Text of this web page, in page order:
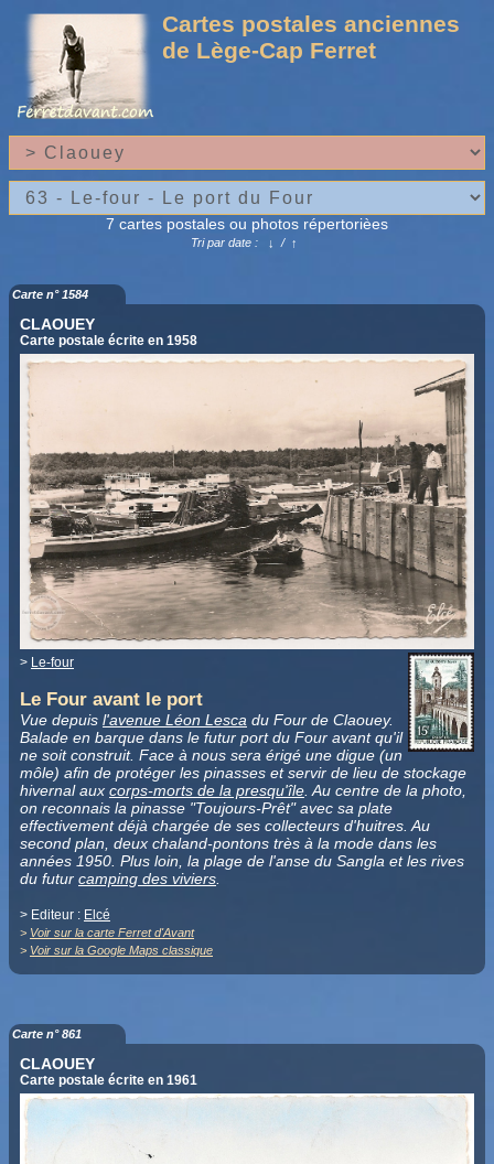
Cartes postales anciennes
de Lège-Cap Ferret
7 cartes postales ou photos répertorièes
Tri par date : ↓ /↑
Carte n° 1584
CLAOUEY
Carte postale écrite en 1958
> Le-four
Le Four avant le port
Vue depuis l'avenue Léon Lesca du Four de Claouey.
Balade en barque dans le futur port du Four avant qu'il
ne soit construit. Face à nous sera érigé une digue (un
môle) afin de protéger les pinasses et servir de lieu de stockage
hivernal aux corps-morts de la presqu'île . Au centre de la photo,
on reconnais la pinasse "Toujours-Prêt" avec sa plate
effectivement déjà chargée de ses collecteurs d'huitres. Au
second plan, deux chaland-pontons très à la mode dans les
années 1950. Plus loin, la plage de l'anse du Sangla et les rives
du futur camping des viviers
> Editeur : Elcé
> Voir sur la carte Ferret d'Avant
> Voir sur la Google Maps classique
Carte n° 861
CLAOUEY
Carte postale écrite en 1961